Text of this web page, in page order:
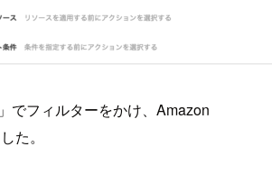
でフィルターをかけ、Amazon
た。